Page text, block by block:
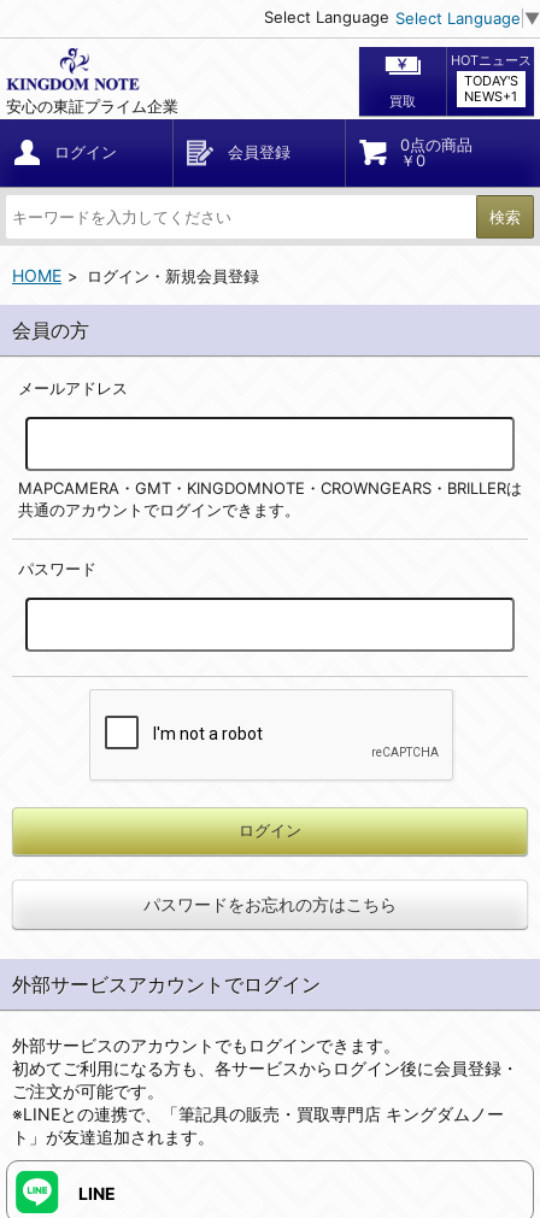
Select Language Select Language ▼
安心の東証プライム企業 買取
HOTニュース
TODAY'S
NEWS+1
ログイン 会員登録
0点の商品
￥0
検索
HOME ログイン・新規会員登録
会員の方
メールアドレス
MAPCAMERA・GMT・KINGDOMNOTE・CROWNGEARS・BRILLERは
共通のアカウントでログインできます。
パスワード
パスワードをお忘れの方はこちら
外部サービスアカウントでログイン
外部サービスのアカウントでもログインできます。
初めてご利用になる方も、各サービスからログイン後に会員登録・
ご注文が可能です。
※LINEとの連携で、「筆記具の販売・買取専門店 キングダムノー
ト」が友達追加されます。
LINE